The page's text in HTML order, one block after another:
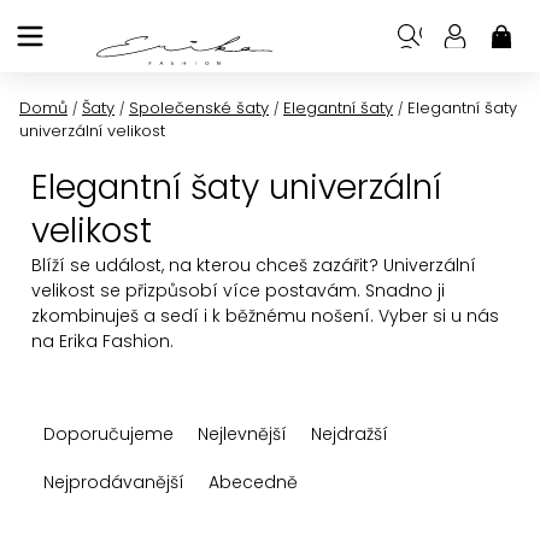
na
Domů / Šaty / Společenské šaty / Elegantní šaty / Elegantní šaty
univerzální velikost
Elegantní šaty univerzální
velikost
Blíží se událost, na kterou chceš zazářit? Univerzální
velikost se přizpůsobí více postavám. Snadno ji
zkombinuješ a sedí i k běžnému nošení. Vyber si u nás
na Erika Fashion.
aDoporučujeme Nejlevnější
Nejdražší
Nejprodávanější
Abecedně